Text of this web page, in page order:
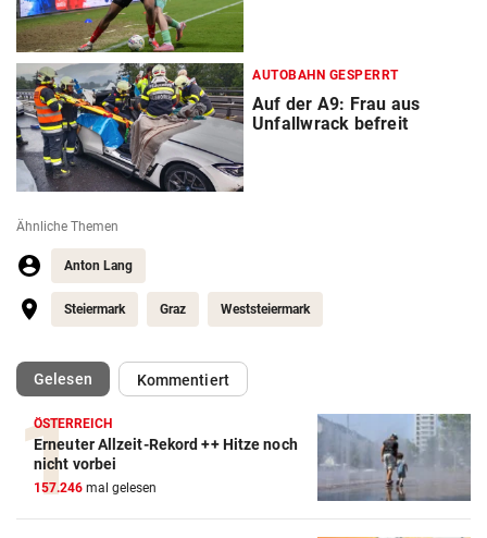
AUTOBAHN GESPERRT
Auf der A9: Frau aus
Unfallwrack befreit
Ähnliche Themen
Anton Lang
Steiermark Graz Weststeiermark
Gelesen(ausgewählt)Kommentiert
ÖSTERREICH
Erneuter Allzeit-Rekord ++ Hitze noch
nicht vorbei
157.246 mal gelesen